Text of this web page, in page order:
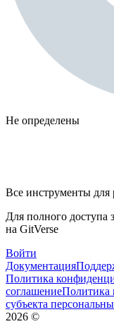
Не определены
Все инструменты для
Для полного доступа
на GitVerse
Войти
Документация
Политика
соглашениеПолитика
субъекта
2026 ©